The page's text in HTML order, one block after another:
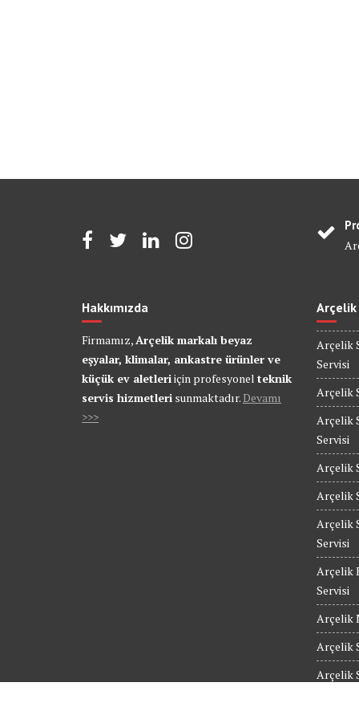
Hakkımızda
Firmamız,Arçelik markalı beyaz
eşyalar, klimalar, ankastre ürünler ve
küçük ev aletleriiçin profesyonel teknik
servis hizmetleri sunmaktadır.Devamı
>>>
Arçelik
Arçelik
Servisi
Arçelik
Arçelik
Servisi
Arçelik
Arçelik
Arçelik
Servisi
Arçelik
Servisi
Arçelik
Arçelik
Arçelik